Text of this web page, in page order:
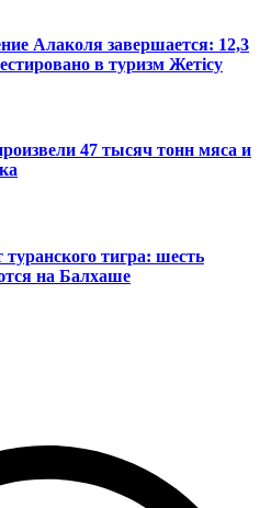
Алаколя завершается: 12,3
в туризм Жетісу
47 тысяч тонн мяса и
тигра: шесть
на Балхаше